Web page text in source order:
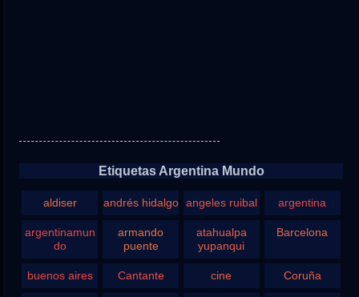
Etiquetas Argentina Mundo
aldiser andrés hidalgo angeles ruibal argentina
argentinamun
do
armando
puente
atahualpa
yupanqui
Barcelona
buenos aires Cantante cine Coruña